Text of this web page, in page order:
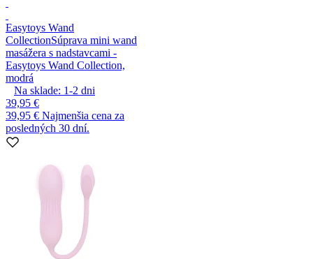
Easytoys Wand
CollectionSúprava mini wand
masážera s nadstavcami -
Easytoys Wand Collection,
modrá
Na sklade: 1-2 dni
39,95 €
39,95 € Najmenšia cena za
posledných 30 dní.